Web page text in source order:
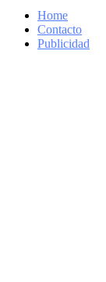
Home
Contacto
Publicidad